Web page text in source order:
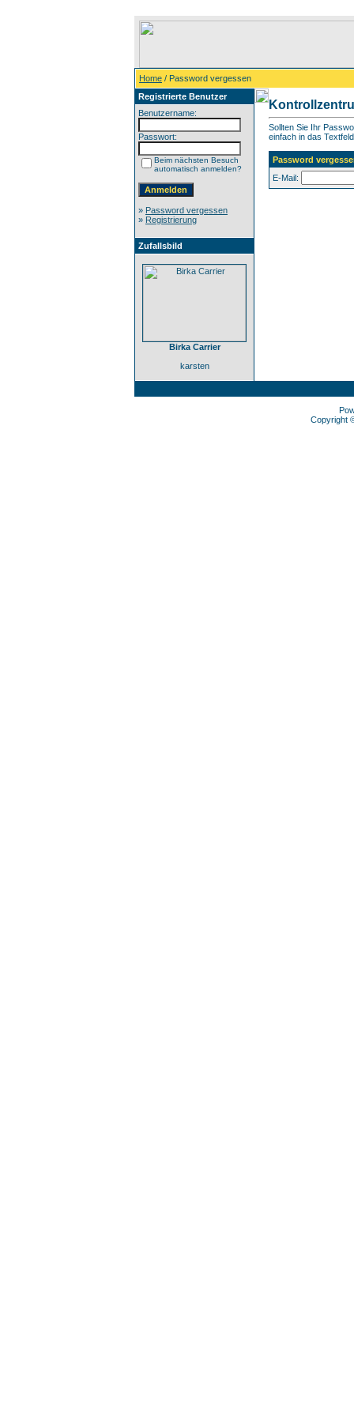
Home / Password vergessen
Registrierte Benutzer
Benutzername:
Passwort:
Beim nächsten Besuch
automatisch anmelden?
» Password vergessen
» Registrierung
Zufallsbild
Birka Carrier
karsten
Sollten Sie Ihr
einfach in das
Password
E-Mail:
Copyright